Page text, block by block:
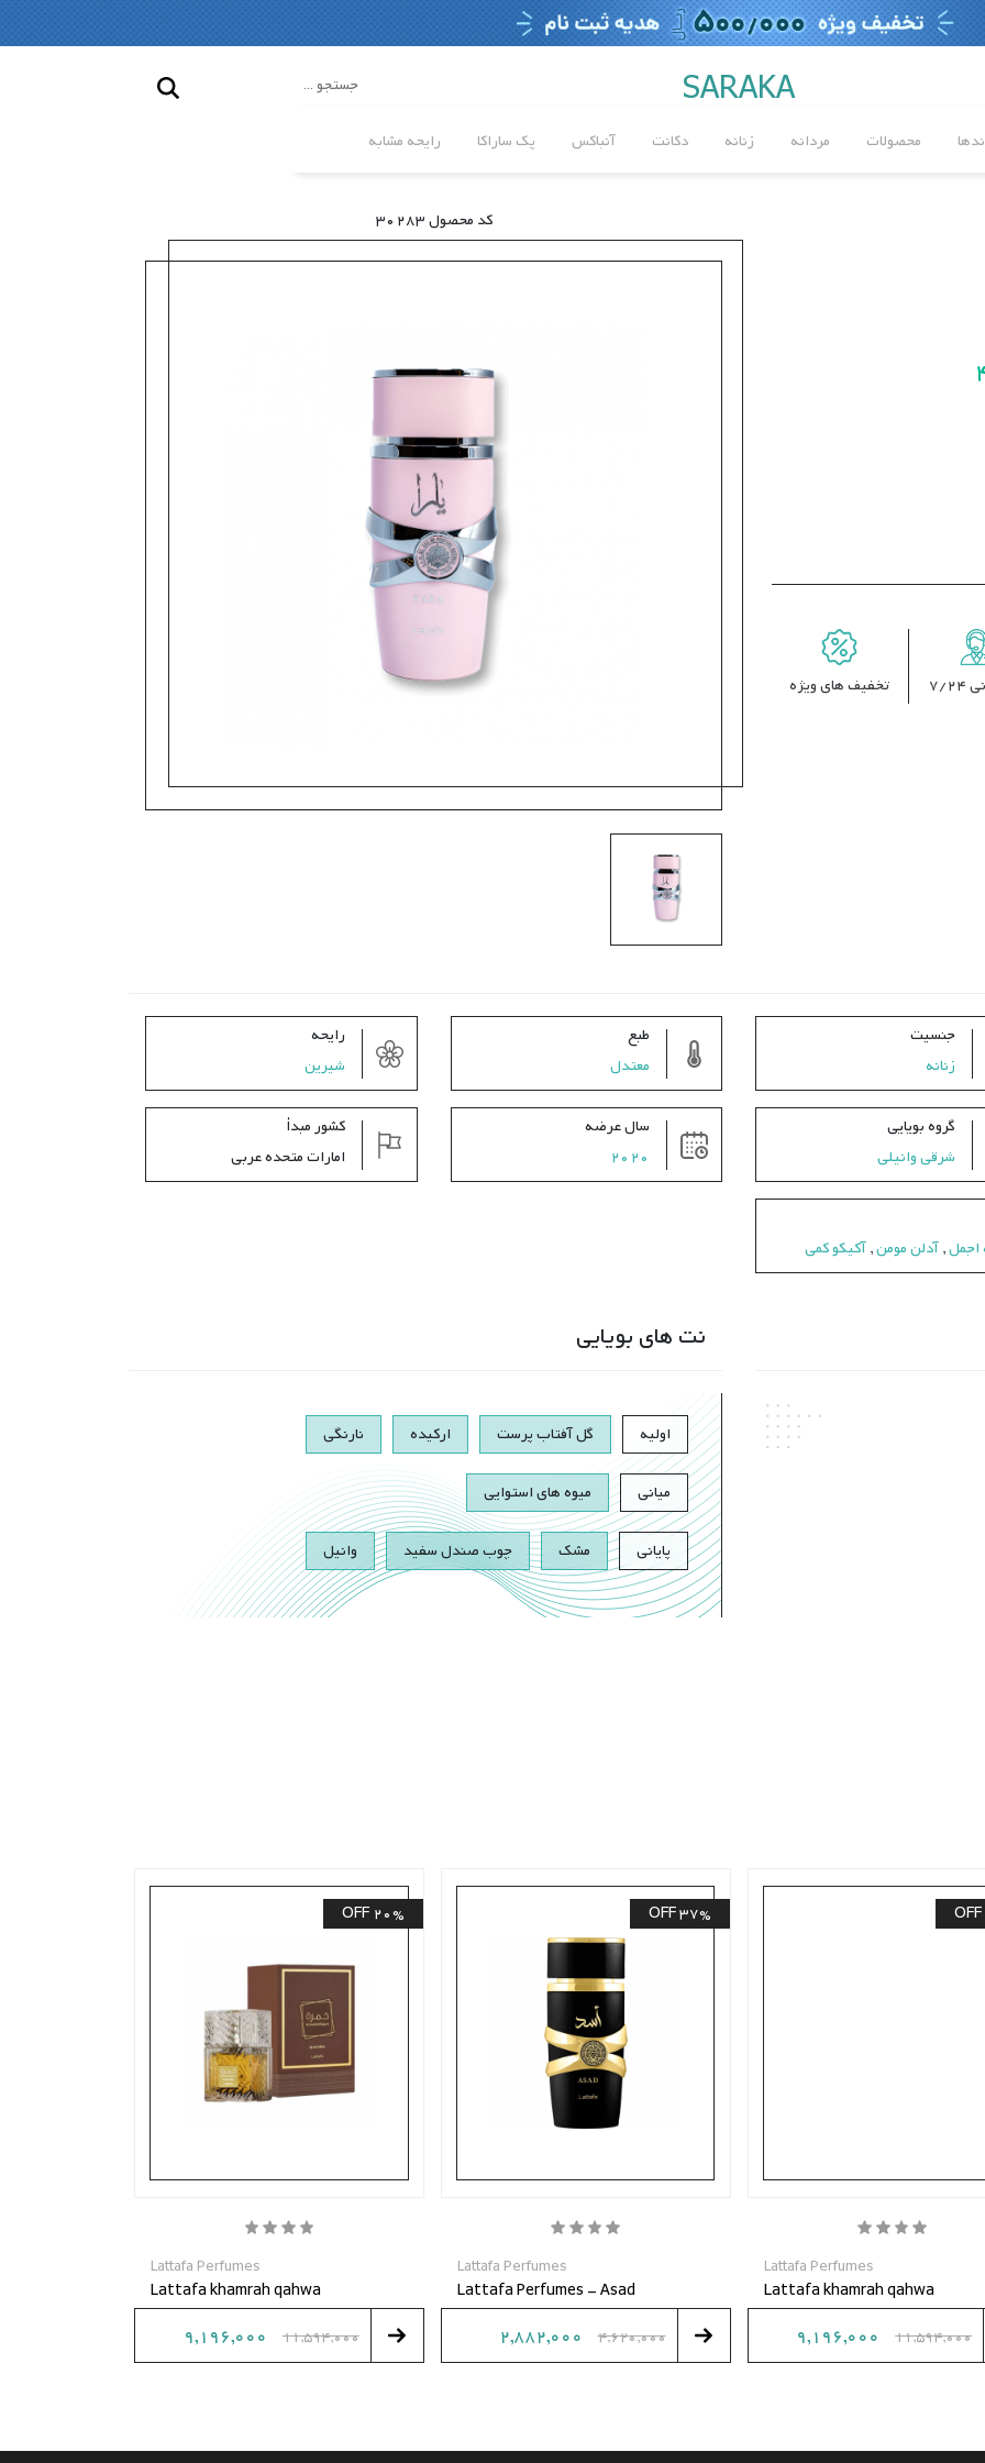
SARAKA
محصولات مردانه زنانه دکانت آنباکس پک ساراکا رایحه مشابه
کد محصول 30283
24 تخفیف های ویژه
جنسیت
زنانه
طبع
معتدل
رایحه
شیرین
گروه بویایی
شرقی وانیلی
سال عرضه
2020
کشور مبدأ
امارات متحده عربی
اجمل,آدلن مومن,آکیکو کمی
نت های بویایی
اولیه گل آفتاب پرست ارکیده نارنگی
میانی میوه های استوایی
پایانی مشک چوب صندل سفید وانیل
20% OFF
Lattafa Perfumes
Lattafa khamrah qahwa
11,594,000
9,196,000
37% OFF
Lattafa Perfumes
Lattafa Perfumes - Asad
4,620,000
2,882,000
Lattafa Perfumes
Lattafa khamrah qahwa
11,594,000
9,196,000